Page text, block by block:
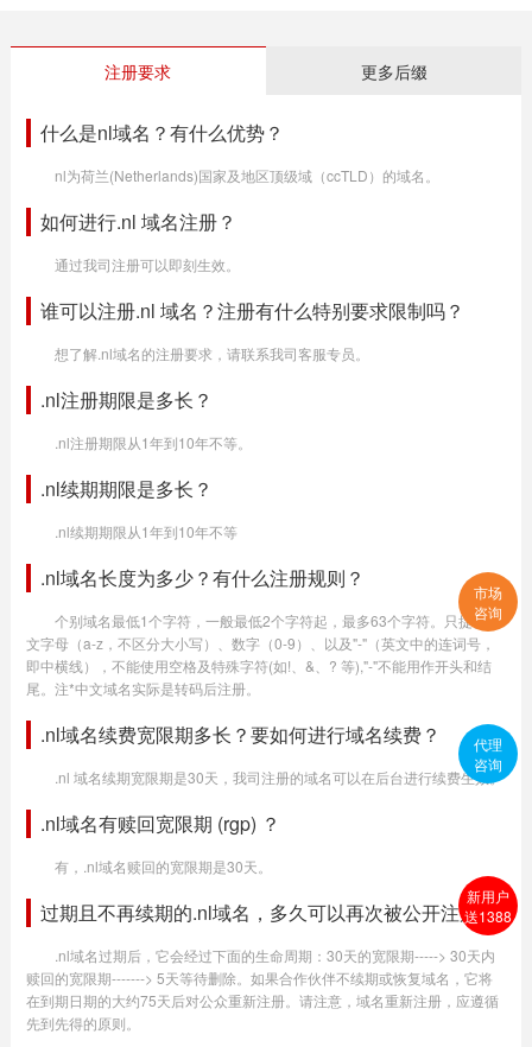
注册要求 更多后缀
什么是nl域名？有什么优势？
nl为荷兰(Netherlands)国家及地区顶级域（ccTLD）的域名。
如何进行.nl 域名注册？
通过我司注册可以即刻生效。
谁可以注册.nl 域名？注册有什么特别要求限制吗？
想了解.nl域名的注册要求，请联系我司客服专员。
.nl注册期限是多长？
.nl注册期限从1年到10年不等。
.nl续期期限是多长？
.nl续期期限从1年到10年不等
.nl域名长度为多少？有什么注册规则？
个别域名最低1个字符，一般最低2个字符起，最多63个字符。只提供英
文字母（a-z，不区分大小写）、数字（0-9）、以及"-"（英文中的连词号，
即中横线），不能使用空格及特殊字符(如!、&、? 等),"-"不能用作开头和结
尾。注*中文域名实际是转码后注册。
.nl域名续费宽限期多长？要如何进行域名续费？
.nl 域名续期宽限期是30天，我司注册的域名可以在后台进行续费生效。
.nl域名有赎回宽限期 (rgp) ？
有，.nl域名赎回的宽限期是30天。
过期且不再续期的.nl域名，多久可以再次被公开注册？
.nl域名过期后，它会经过下面的生命周期：30天的宽限期-----> 30天内
赎回的宽限期-------> 5天等待删除。如果合作伙伴不续期或恢复域名，它将
在到期日期的大约75天后对公众重新注册。请注意，域名重新注册，应遵循
先到先得的原则。
市场
咨询
代理
咨询
新用户
送1388